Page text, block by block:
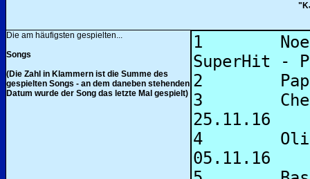
Die am häufigsten gespielten...
Songs
(Die Zahl in Klammern ist die Summe des
gespielten Songs - an dem daneben stehenden
Datum wurde der Song das letzte Mal gespielt)